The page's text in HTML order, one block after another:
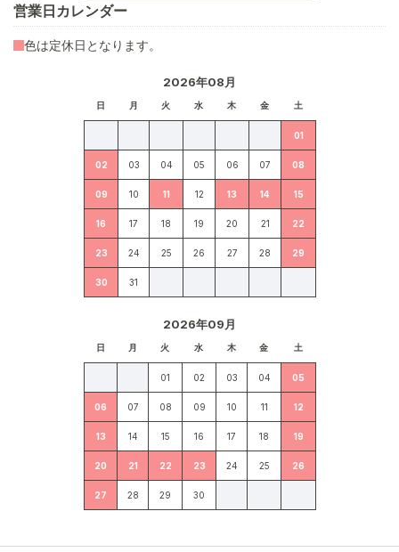
営業日カレンダー
2026年08月
日 月 火 水 木 金 土
01
02 03 04 05 06 07 08
09 10 11 12 13 14 15
16 17 18 19 20 21 22
23 24 25 26 27 28 29
30 31
2026年09月
日 月 火 水 木 金 土
01 02 03 04 05
06 07 08 09 10 11 12
13 14 15 16 17 18 19
20 21 22 23 24 25 26
27 28 29 30
色は定休日となります。